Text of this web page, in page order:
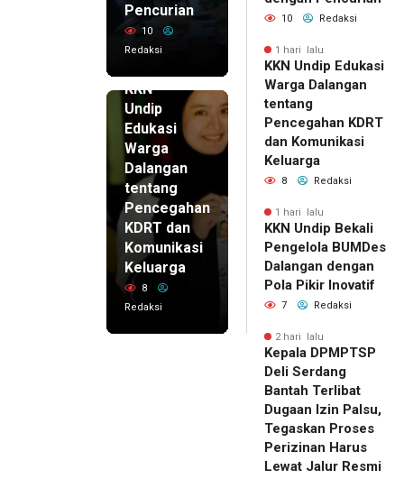
Pencurian
10
Redaksi
KKN
Undip
Edukasi
Warga
Dalangan
tentang
Pencegahan
KDRT dan
Komunikasi
Keluarga
8
Redaksi
10 Redaksi
1 hari lalu
KKN Undip Edukasi
Warga Dalangan
tentang
Pencegahan KDRT
dan Komunikasi
Keluarga
8 Redaksi
1 hari lalu
KKN Undip Bekali
Pengelola BUMDes
Dalangan dengan
Pola Pikir Inovatif
7 Redaksi
2 hari lalu
Kepala DPMPTSP
Deli Serdang
Bantah Terlibat
Dugaan Izin Palsu,
Tegaskan Proses
Perizinan Harus
Lewat Jalur Resmi